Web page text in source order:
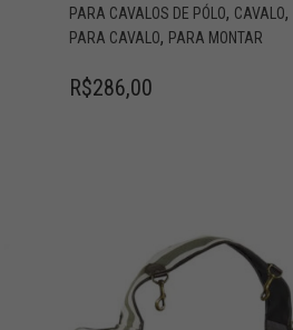
PARA CAVALOS DE PÓLO, CAVALO,
PARA CAVALO, PARA MONTAR
R$286,00